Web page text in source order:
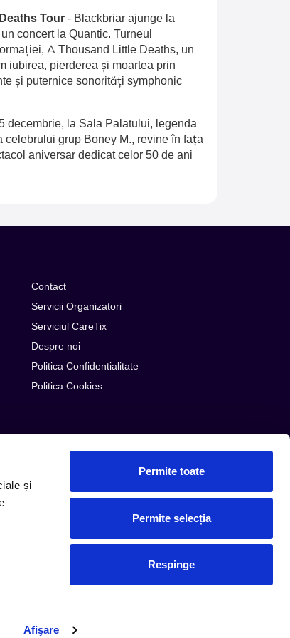
și
Afişare
Permite toate
Permite selecția
Respinge
Tour - Blackbriar ajunge la
concert la Quantic. Turneul
A Thousand Little Deaths, un
iubirea, pierderea și moartea prin
și puternice sonorități symphonic
decembrie, la Sala Palatului, legenda
grup Boney M., revine în fața
aniversar dedicat celor 50 de ani
Contact
Servicii Organizatori
Serviciul CareTix
Despre noi
Politica Confidentialitate
Politica Cookies
© Copyright 2026 PLG ROMANIA